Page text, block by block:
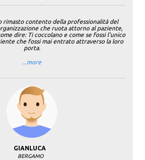
rimasto contento della professionalità del
che ruota attorno al paziente,
dire: Ti coccolano e come se fossi l'unico
che fossi mai entrato attraverso la loro
porta.
...more
GIANLUCA
BERGAMO